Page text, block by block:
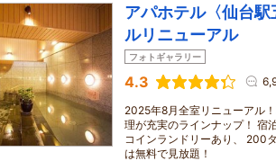
アパホテル〈仙台
ルリニューアル
フォトギャラリー
4.3
2025年8月全室リニューアル
理が充実のラインナップ！ 宿
コインランドリーあり、 200
は無料で見放題！